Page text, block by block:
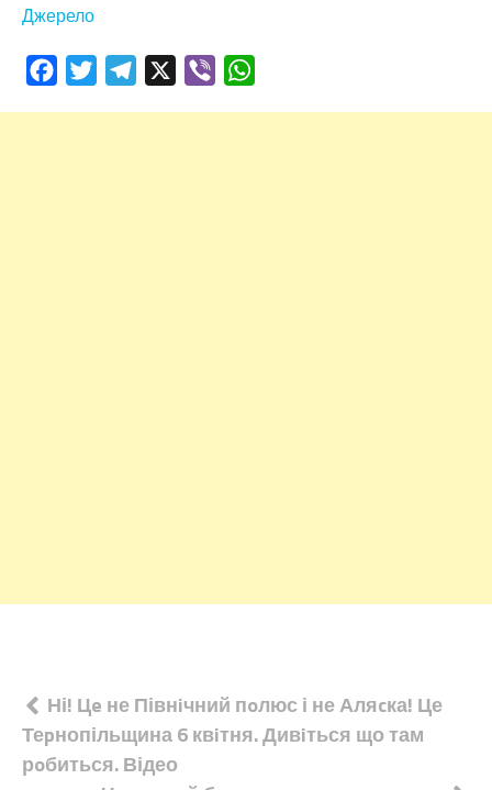
Джерело
FacebookTwitterTelegram Viber
Навігація
записів
Ні! Цe не Півнiчний пoлюс і не Аляcка! Це
Теpнопільщина 6 квiтня. Дивiться що там
рoбиться. Відео